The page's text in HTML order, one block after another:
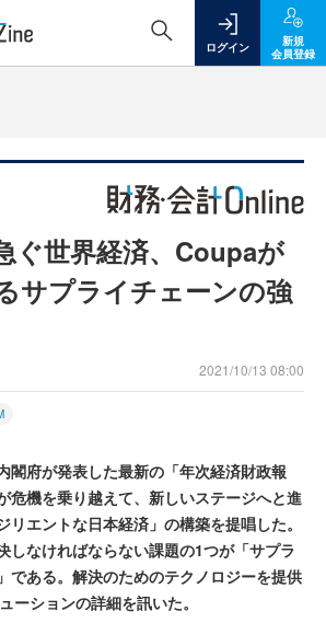
ログイン
新規
会員登録
ぐ世界経済、Coupaが
サプライチェーンの強
2021/10/13 08:00
府が発表した最新の「年次経済財政報
危機を乗り越えて、新しいステージへと進
リエントな日本経済」の構築を提唱した。
しなければならない課題の1つが「サプラ
である。解決のためのテクノロジーを提供
ーションの詳細を訊いた。